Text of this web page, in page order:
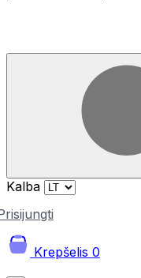
Kalba
Krepšelis 0